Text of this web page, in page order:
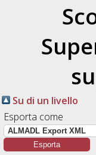
Su di un livello
Esporta come